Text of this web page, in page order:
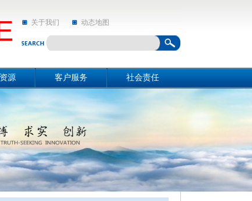
关于我们 动态地图
源
况
客户服务
关于我们
动态地图
社会责任